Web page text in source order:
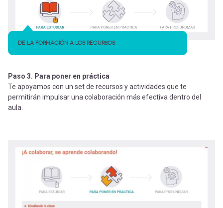
DE LA FORMACIÓN A LOS RECURSOS
Paso 3. Para poner en práctica
Te apoyamos con un set de recursos y actividades que te
permitirán impulsar una colaboración más efectiva dentro del
aula.